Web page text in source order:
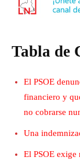
Tabla de
El PSOE
financiero y
no cobrarse
Una
El PSOE exige